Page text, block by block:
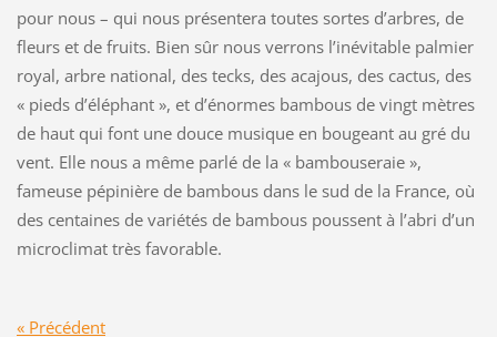
pour nous – qui nous présentera toutes sortes d’arbres, de
fleurs et de fruits. Bien sûr nous verrons l’inévitable palmier
royal, arbre national, des tecks, des acajous, des cactus, des
« pieds d’éléphant », et d’énormes bambous de vingt mètres
de haut qui font une douce musique en bougeant au gré du
vent. Elle nous a même parlé de la « bambouseraie »,
fameuse pépinière de bambous dans le sud de la France, où
des centaines de variétés de bambous poussent à l’abri d’un
microclimat très favorable.
« Précédent